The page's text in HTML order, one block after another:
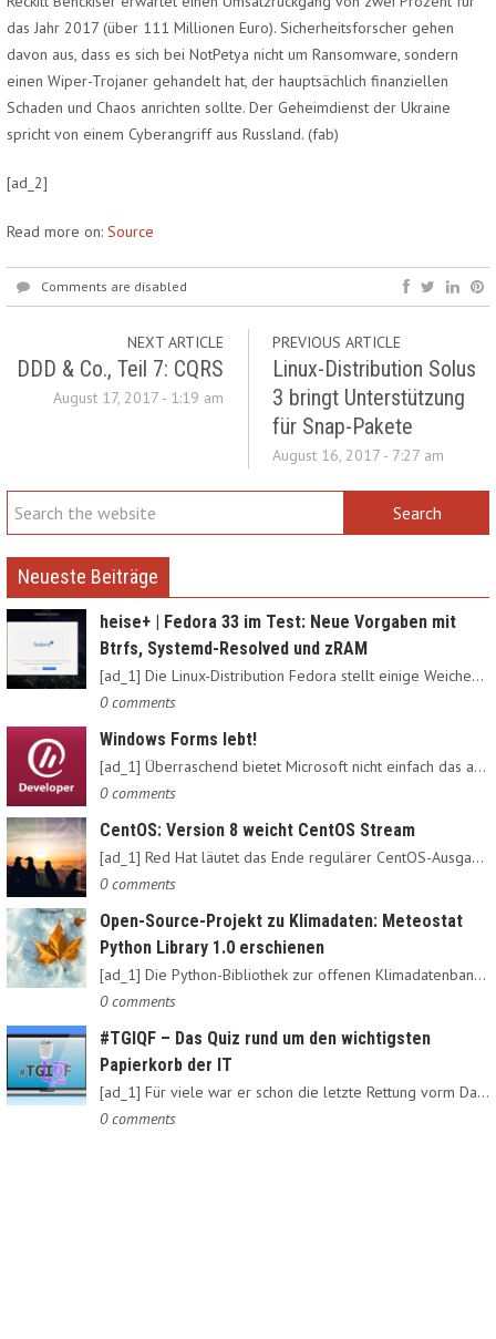
das Jahr 2017 (über 111 Millionen Euro). Sicherheitsforscher gehen
davon aus, dass es sich bei NotPetya nicht um Ransomware, sondern
einen Wiper-Trojaner gehandelt hat, der hauptsächlich finanziellen
Schaden und Chaos anrichten sollte. Der Geheimdienst der Ukraine
spricht von einem Cyberangriff aus Russland. (fab)
[ad_2]
Read more on: Source
Comments are disabled
NEXT ARTICLE
DDD & Co., Teil 7: CQRS
August 17, 2017 - 1:19 am
PREVIOUS ARTICLE
Linux-Distribution Solus
3 bringt Unterstützung
für Snap-Pakete
August 16, 2017 - 7:27 am
Neueste Beiträge
heise+ | Fedora 33 im Test: Neue Vorgaben mit
Btrfs, Systemd-Resolved und zRAM
[ad_1] Die Linux-Distribution Fedora stellt einige Weichen neu:…
0 comments
Windows Forms lebt!
[ad_1] Überraschend bietet Microsoft nicht einfach das alte…
0 comments
CentOS: Version 8 weicht CentOS Stream
[ad_1] Red Hat läutet das Ende regulärer CentOS-Ausgaben ein:…
0 comments
Open-Source-Projekt zu Klimadaten: Meteostat
Python Library 1.0 erschienen
[ad_1] Die Python-Bibliothek zur offenen Klimadatenbank Meteostat…
0 comments
#TGIQF – Das Quiz rund um den wichtigsten
Papierkorb der IT
[ad_1] Für viele war er schon die letzte Rettung vorm Daten-Nirvana:…
0 comments